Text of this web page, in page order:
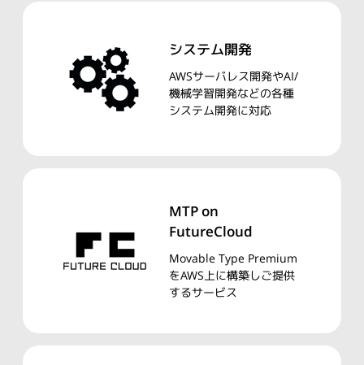
システム開発
AWSサーバレス開発やAI/
機械学習開発などの各種
システム開発に対応
MTP on
FutureCloud
Movable Type Premium
をAWS上に構築しご提供
するサービス